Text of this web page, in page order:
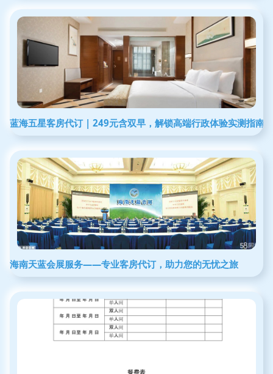
蓝海五星客房代订 | 249元含双早，解锁高端行政体验实测指南
海南天蓝会展服务——专业客房代订，助力您的无忧之旅